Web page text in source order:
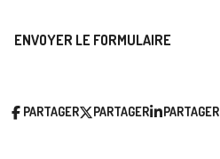
ENVOYER LE FORMULAIRE
PARTAGER PARTAGER PARTAGER